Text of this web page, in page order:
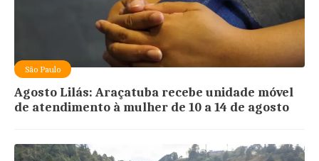
São Paulo
Agosto Lilás: Araçatuba recebe unidade móvel
de atendimento à mulher de 10 a 14 de agosto